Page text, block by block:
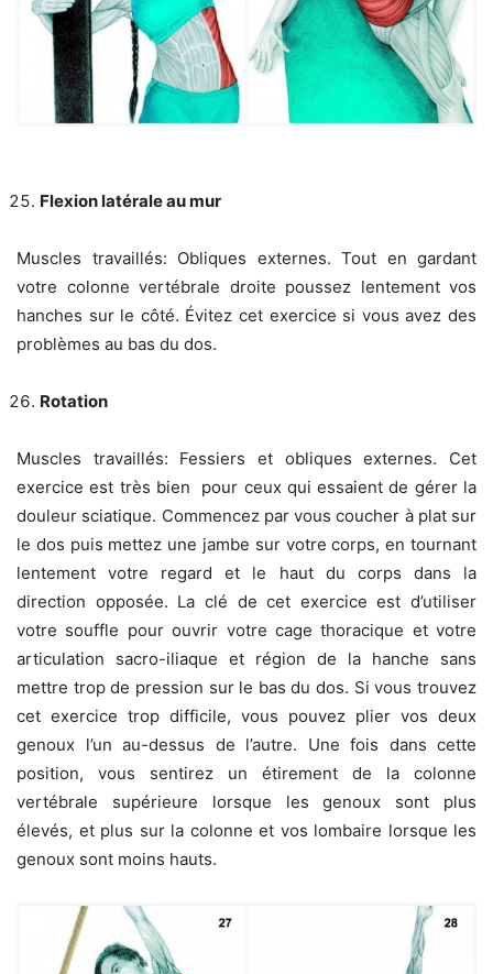
Flexion latérale au mur
Muscles travaillés: Obliques externes. Tout en gardant
votre colonne vertébrale droite poussez lentement vos
hanches sur le côté. Évitez cet exercice si vous avez des
problèmes au bas du dos.
Rotation
Muscles travaillés: Fessiers et obliques externes. Cet
exercice est très bien pour ceux qui essaient de gérer la
douleur sciatique. Commencez par vous coucher à plat sur
le dos puis mettez une jambe sur votre corps, en tournant
lentement votre regard et le haut du corps dans la
direction opposée. La clé de cet exercice est d’utiliser
votre souffle pour ouvrir votre cage thoracique et votre
articulation sacro-iliaque et région de la hanche sans
mettre trop de pression sur le bas du dos. Si vous trouvez
cet exercice trop difficile, vous pouvez plier vos deux
genoux l’un au-dessus de l’autre. Une fois dans cette
position, vous sentirez un étirement de la colonne
vertébrale supérieure lorsque les genoux sont plus
élevés, et plus sur la colonne et vos lombaire lorsque les
genoux sont moins hauts.